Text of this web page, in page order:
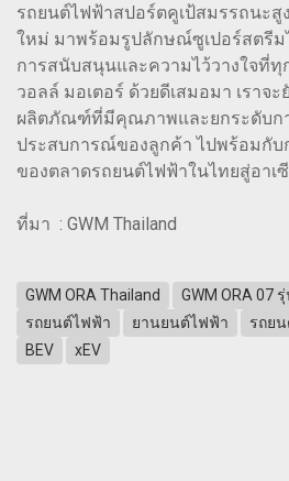
รถยนต์ไฟฟ้าสปอร์ตคูเป้สมรรถนะ
ใหม่ มาพร้อมรูปลักษณ์ซูเปอร์สตรี
การสนับสนุนและความไว้วางใจที่ทุ
วอลล์ มอเตอร์ ด้วยดีเสมอมา เราจ
ผลิตภัณฑ์ที่มีคุณภาพและยกระดับก
ประสบการณ์ของลูกค้า ไปพร้อมกับ
ของตลาดรถยนต์ไฟฟ้าในไทยสู่อาเ
ที่มา : GWM Thailand
GWM ORA Thailand
GWM ORA 07 รุ่
รถยนต์ไฟฟ้า
ยานยนต์ไฟฟ้า รถยน
BEV
xEV